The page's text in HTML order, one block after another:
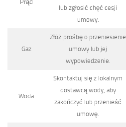
Prąd
lub zgłosić chęć cesji
umowy.
Gaz
Złóż prośbę o przeniesienie
umowy lub jej
wypowiedzenie.
Woda
Skontaktuj się z lokalnym
dostawcą wody, aby
zakończyć lub przenieść
umowę.